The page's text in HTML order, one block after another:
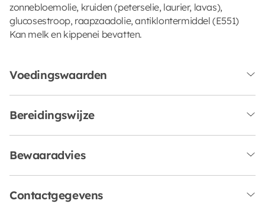
zonnebloemolie, kruiden (peterselie, laurier, lavas),
glucosestroop, raapzaadolie, antiklontermiddel (E551)
Kan melk en kippenei bevatten.
Voedingswaarden
Bereidingswijze
Bewaaradvies
Contactgegevens